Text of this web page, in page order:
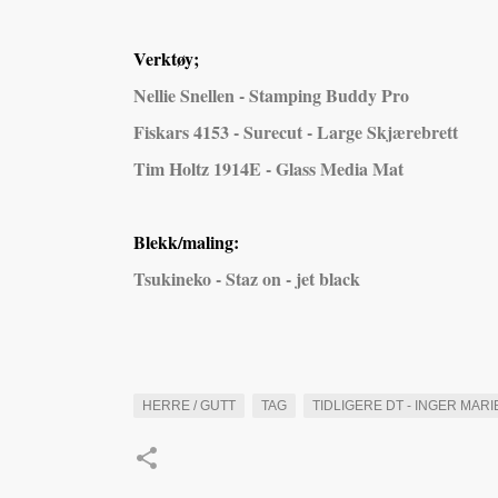
Verktøy;
Nellie Snellen - Stamping Buddy Pro
Fiskars 4153 - Surecut - Large Skjærebrett
Tim Holtz 1914E - Glass Media Mat
Blekk/maling:
Tsukineko - Staz on - jet black
HERRE / GUTT TAG TIDLIGERE DT - INGER